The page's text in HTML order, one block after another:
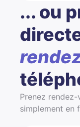
... ou
Prenez
simplement en